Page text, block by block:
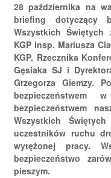
28 października na
briefing dotyczący
Wszystkich Świętych
KGP insp. Mariusza
KGP, Rzecznika
Gęsiaka SJ i
Grzegorza Giemzy.
bezpieczeństwem
Wszystkich
uczestników ruchu
wytężonej pracy.
bezpieczeństwo
pieszym.